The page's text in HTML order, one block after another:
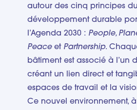
autour des cinq principes du
développement durable
l’Agenda 2030 : People,
Peaceet Partnership.
bâtiment est associé à l’un
créant un lien direct et
espaces de travail et la
Ce nouvel environnement,